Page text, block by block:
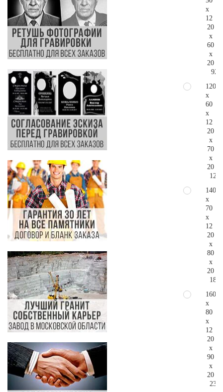
x
12
20
x
60
x
20
120
x
60
x
12
20
x
70
x
20
140
x
70
x
12
20
x
80
x
20
160
x
80
x
12
20
x
90
x
20